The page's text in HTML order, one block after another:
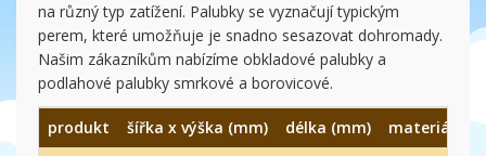
na různý typ zatížení. Palubky se vyznačují typickým
perem, které umožňuje je snadno sesazovat dohromady.
Našim zákazníkům nabízíme obkladové palubky a
podlahové palubky smrkové a borovicové.
produkt šířka x výška (mm) délka (mm) materiál